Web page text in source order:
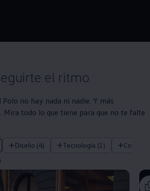
el ritmo
Polo no hay nada ni nadie. Y más
Mira todo lo que tiene para que no te falte
Diseño (4) Tecnología (1) Confort